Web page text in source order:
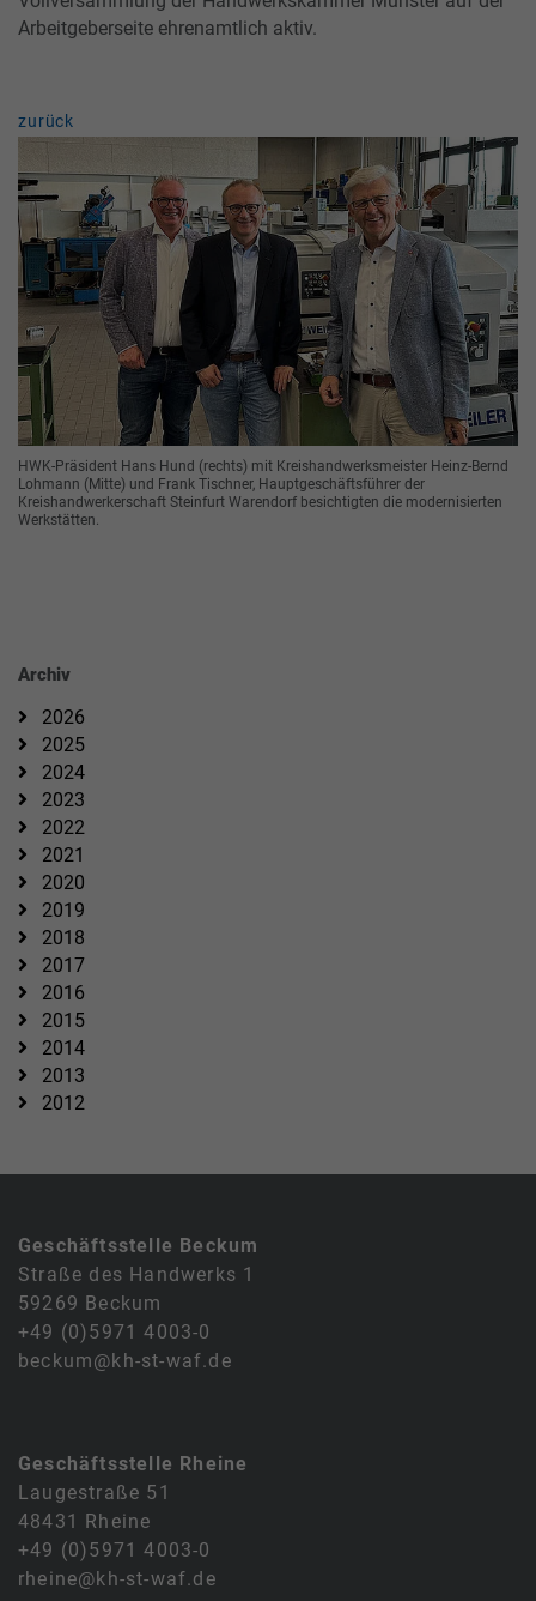
Arbeitgeberseite ehrenamtlich aktiv.
zurück
HWK-Präsident Hans Hund (rechts) mit Kreishandwerksmeister Heinz-Bernd
Lohmann (Mitte) und Frank Tischner, Hauptgeschäftsführer der
Kreishandwerkerschaft Steinfurt Warendorf besichtigten die modernisierten
Werkstätten.
Archiv
2026
2025
2024
2023
2022
2021
2020
2019
2018
2017
2016
2015
2014
2013
2012
Geschäftsstelle Beckum
Straße des Handwerks 1
59269 Beckum
+49 (0)5971 4003-0
beckum@kh-st-waf.de
Geschäftsstelle Rheine
Laugestraße 51
48431 Rheine
+49 (0)5971 4003-0
rheine@kh-st-waf.de